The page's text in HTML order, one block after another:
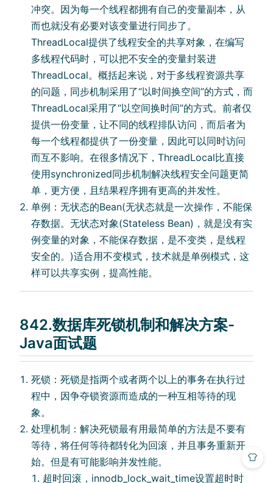
冲突。因为每⼀个线程都拥有⾃⼰的变量副本，从
⽽也就没有必要对该变量进⾏同步了。
ThreadLocal提供了线程安全的共享对象，在编写
多线程代码时，可以把不安全的变量封装进
ThreadLocal。概括起来说，对于多线程资源共享
的问题，同步机制采⽤了“以时间换空间”的⽅式，⽽
ThreadLocal采⽤了“以空间换时间”的⽅式。前者仅
提供⼀份变量，让不同的线程排队访问，⽽后者为
每⼀个线程都提供了⼀份变量，因此可以同时访问
⽽互不影响。在很多情况下，ThreadLocal⽐直接
使⽤synchronized同步机制解决线程安全问题更简
单，更⽅便，且结果程序拥有更⾼的并发性。
单例：⽆状态的Bean(⽆状态就是⼀次操作，不能保
存数据。⽆状态对象(Stateless Bean)，就是没有实
例变量的对象，不能保存数据，是不变类，是线程
安全的。)适合⽤不变模式，技术就是单例模式，这
样可以共享实例，提⾼性能。
842.数据库死锁机制和解决⽅案-
Java面试题
死锁：死锁是指两个或者两个以上的事务在执⾏过
程中，因争夺锁资源⽽造成的⼀种互相等待的现
象。
处理机制：解决死锁最有⽤最简单的⽅法是不要有
等待，将任何等待都转化为回滚，并且事务重新开
始。但是有可能影响并发性能。
超时回滚，innodb_lock_wait_time设置超时时